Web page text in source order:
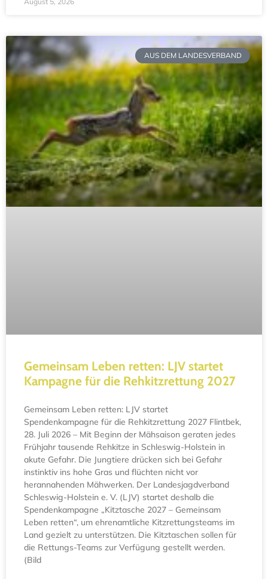
AUS DEM LANDESVERBAND
Gemeinsam Leben retten: LJV startet
Kampagne für die Rehkitzrettung 2027
Gemeinsam Leben retten: LJV startet
Spendenkampagne für die Rehkitzrettung 2027 Flintbek,
28. Juli 2026 – Mit Beginn der Mähsaison geraten jedes
Frühjahr tausende Rehkitze in Schleswig-Holstein in
akute Gefahr. Die Jungtiere drücken sich bei Gefahr
instinktiv ins hohe Gras und flüchten nicht vor
herannahenden Mähwerken. Der Landesjagdverband
Schleswig-Holstein e. V. (LJV) startet deshalb die
Spendenkampagne „Kitztasche 2027 – Gemeinsam
Leben retten“, um ehrenamtliche Kitzrettungsteams im
Land gezielt zu unterstützen. Die Kitztaschen sollen für
die Rettungs-Teams zur Verfügung gestellt werden.
(Bild